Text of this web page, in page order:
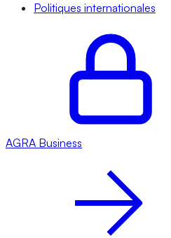
Politiques internationales
AGRA Business